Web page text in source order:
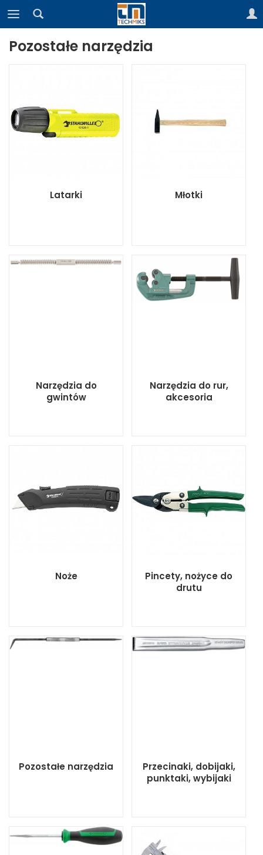
Pozostałe narzędzia
Latarki Młotki
Narzędzia do
gwintów
Narzędzia do rur,
akcesoria
Noże
Pincety, nożyce do
drutu
Pozostałe narzędzia
Przecinaki, dobijaki,
punktaki, wybijaki